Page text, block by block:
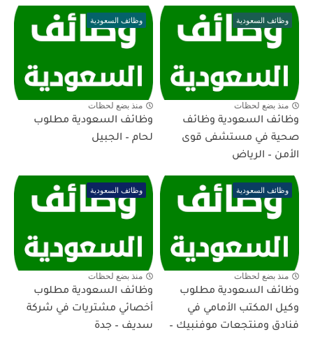
وظائف السعودية
منذ بضع لحظات
وظائف السعودية وظائف
صحية في مستشفى قوى
الأمن – الرياض
وظائف السعودية
منذ بضع لحظات
وظائف السعودية مطلوب
لحام – الجبيل
وظائف السعودية
منذ بضع لحظات
وظائف السعودية مطلوب
وكيل المكتب الأمامي في
فنادق ومنتجعات موفنبيك –
وظائف السعودية
منذ بضع لحظات
وظائف السعودية مطلوب
أخصائي مشتريات في شركة
سديف – جدة